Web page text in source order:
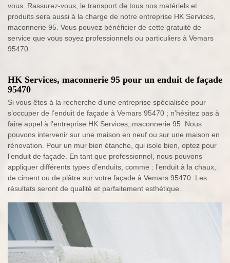
vous. Rassurez-vous, le transport de tous nos matériels et
produits sera aussi à la charge de notre entreprise HK Services,
maconnerie 95. Vous pouvez bénéficier de cette gratuité de
service que vous soyez professionnels ou particuliers à Vemars
95470.
HK Services, maconnerie 95 pour un enduit de façade
95470
Si vous êtes à la recherche d’une entreprise spécialisée pour
s’occuper de l’enduit de façade à Vemars 95470 ; n’hésitez pas à
faire appel à l'entreprise HK Services, maconnerie 95. Nous
pouvons intervenir sur une maison en neuf ou sur une maison en
rénovation. Pour un mur bien étanche, qui isole bien, optez pour
l’enduit de façade. En tant que professionnel, nous pouvons
appliquer différents types d’enduits, comme : l’enduit à la chaux,
de ciment ou de plâtre sur votre façade à Vemars 95470. Les
résultats seront de qualité et parfaitement esthétique.